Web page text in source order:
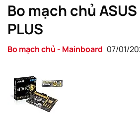
Bo mạch chủ
PLUS
Bo mạch chủ - Mainboard 07/01/